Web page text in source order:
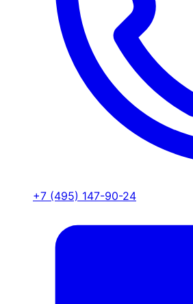
+7 (495) 147-90-24